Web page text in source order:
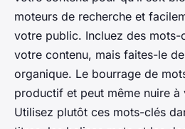
moteurs de recherche et
votre public. Incluez des mots-
votre contenu, mais faites-le
organique. Le bourrage de
productif et peut même nuire à
Utilisez plutôt ces mots-clés